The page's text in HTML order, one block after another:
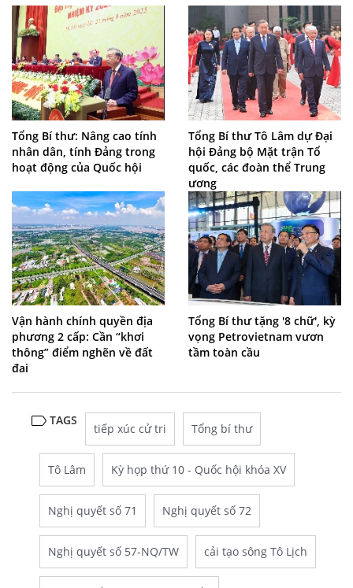
Tổng Bí thư: Nâng cao tính
nhân dân, tính Đảng trong
hoạt động của Quốc hội
Tổng Bí thư Tô Lâm dự Đại
hội Đảng bộ Mặt trận Tổ
quốc, các đoàn thể Trung
ương
Vận hành chính quyền địa
phương 2 cấp: Cần “khơi
thông” điểm nghẽn về đất
đai
Tổng Bí thư tặng '8 chữ', kỳ
vọng Petrovietnam vươn
tầm toàn cầu
TAGS
tiếp xúc cử tri Tổng bí thư
Tô Lâm Kỳ họp thứ 10 - Quốc hội khóa XV
Nghị quyết số 71 Nghị quyết số 72
Nghị quyết số 57-NQ/TW cải tạo sông Tô Lịch